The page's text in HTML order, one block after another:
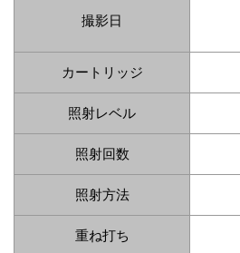
撮影日
カートリッジ
照射レベル
照射回数
照射方法
重ね打ち